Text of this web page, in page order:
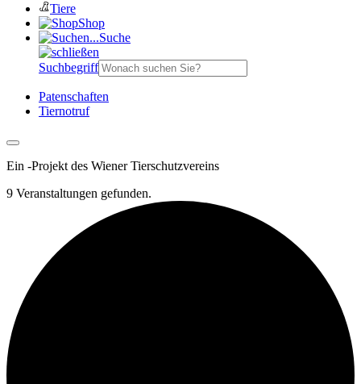
Tiere
Shop
Suche
Suchbegriff
Patenschaften
Tiernotruf
Ein -Projekt des Wiener Tierschutzvereins
9 Veranstaltungen gefunden.